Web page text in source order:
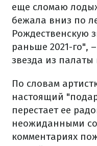
еще сломаю
бежала вниз по
Рождественскую
раньше 2021-го",
звезда из
По словам
настоящий
перестает ее
неожиданными
комментариях